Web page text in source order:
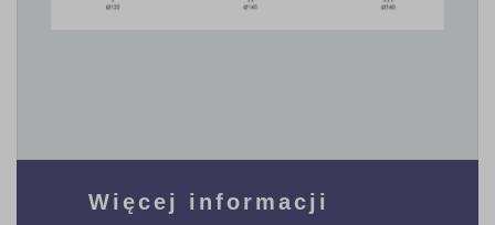
Więcej informacji